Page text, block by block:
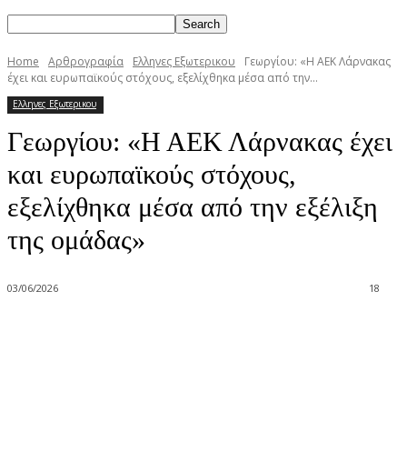
Home Αρθρογραφία Ελληνες Εξωτερικου
Γεωργίου: «Η ΑΕΚ Λάρνακας
έχει και ευρωπαϊκούς στόχους, εξελίχθηκα μέσα από την...
Ελληνες Εξωτερικου
Γεωργίου: «Η ΑΕΚ Λάρνακας έχει
και ευρωπαϊκούς στόχους,
εξελίχθηκα μέσα από την εξέλιξη
της ομάδας»
03/06/2026 18